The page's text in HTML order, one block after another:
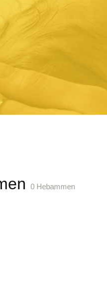
0 Hebammen